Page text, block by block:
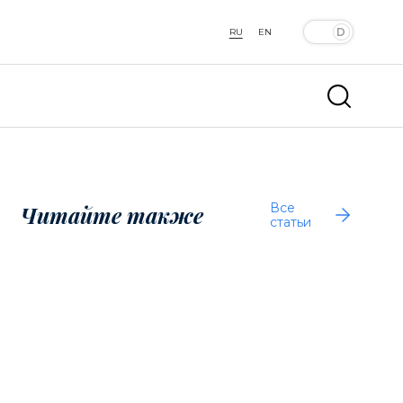
RU EN
Читайте также
Все
статьи